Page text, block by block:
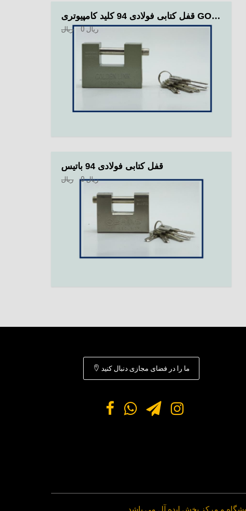
قفل کتابی فولادی 94 کلید کامپیوتری GOLDEN
ریال 0ریال
قفل کتابی فولادی 94 باتیس
ریال 0ریال
ما را در فضای مجازی دنبال کنید